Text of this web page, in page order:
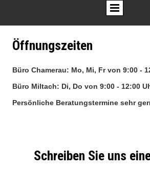
Öffnungszeiten
Büro Chamerau: Mo, Mi, Fr von 9:00 -
Büro Miltach: Di, Do von 9:00 - 12:00
Persönliche Beratungstermine sehr
Schreiben Sie uns